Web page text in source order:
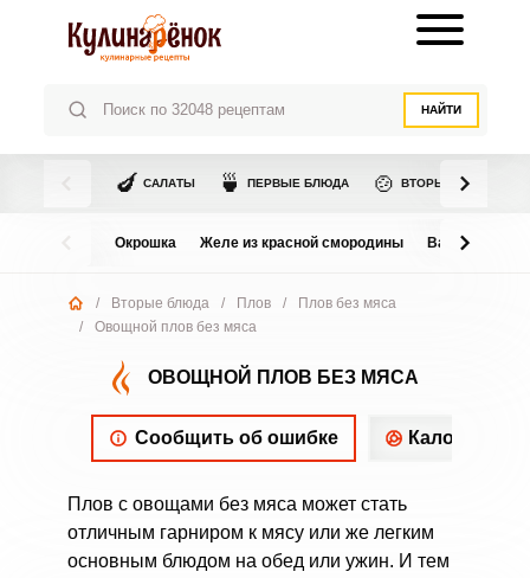
НАЙТИ
🍆 САЛАТЫ 🍵 ПЕРВЫЕ БЛЮДА 🍲 ВТОРЫЕ БЛЮДА
Окрошка Желе из красной смородины Варенье из
/ Вторые блюда / Плов /
Плов без мяса
/
Овощной плов без мяса
ОВОЩНОЙ ПЛОВ БЕЗ МЯСА
Сообщить об ошибке
Плов с овощами без мяса может стать
отличным гарниром к мясу или же легким
основным блюдом на обед или ужин. И тем